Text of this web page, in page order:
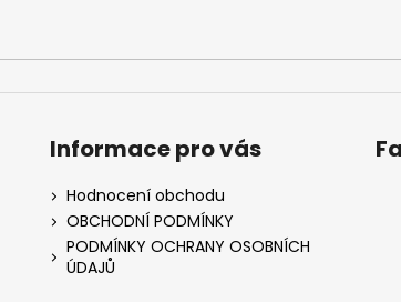
Informace pro vás
Hodnocení obchodu
OBCHODNÍ PODMÍNKY
PODMÍNKY OCHRANY OSOBNÍCH
ÚDAJŮ